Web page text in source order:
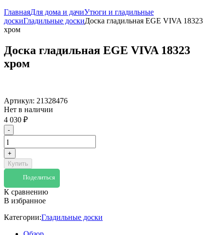
ГлавнаяДля дома и дачиУтюги и гладильные
доскиГладильные доскиДоска гладильная EGE VIVA 18323
хром
Доска гладильная EGE VIVA 18323
хром
Артикул: 21328476
Нет в наличии
4 030 ₽
-
+
Купить
Поделиться
К сравнению
В избранное
Категории:Гладильные доски